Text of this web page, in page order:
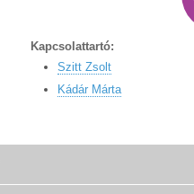
Kapcsolattartó:
Szitt Zsolt
Kádár Márta